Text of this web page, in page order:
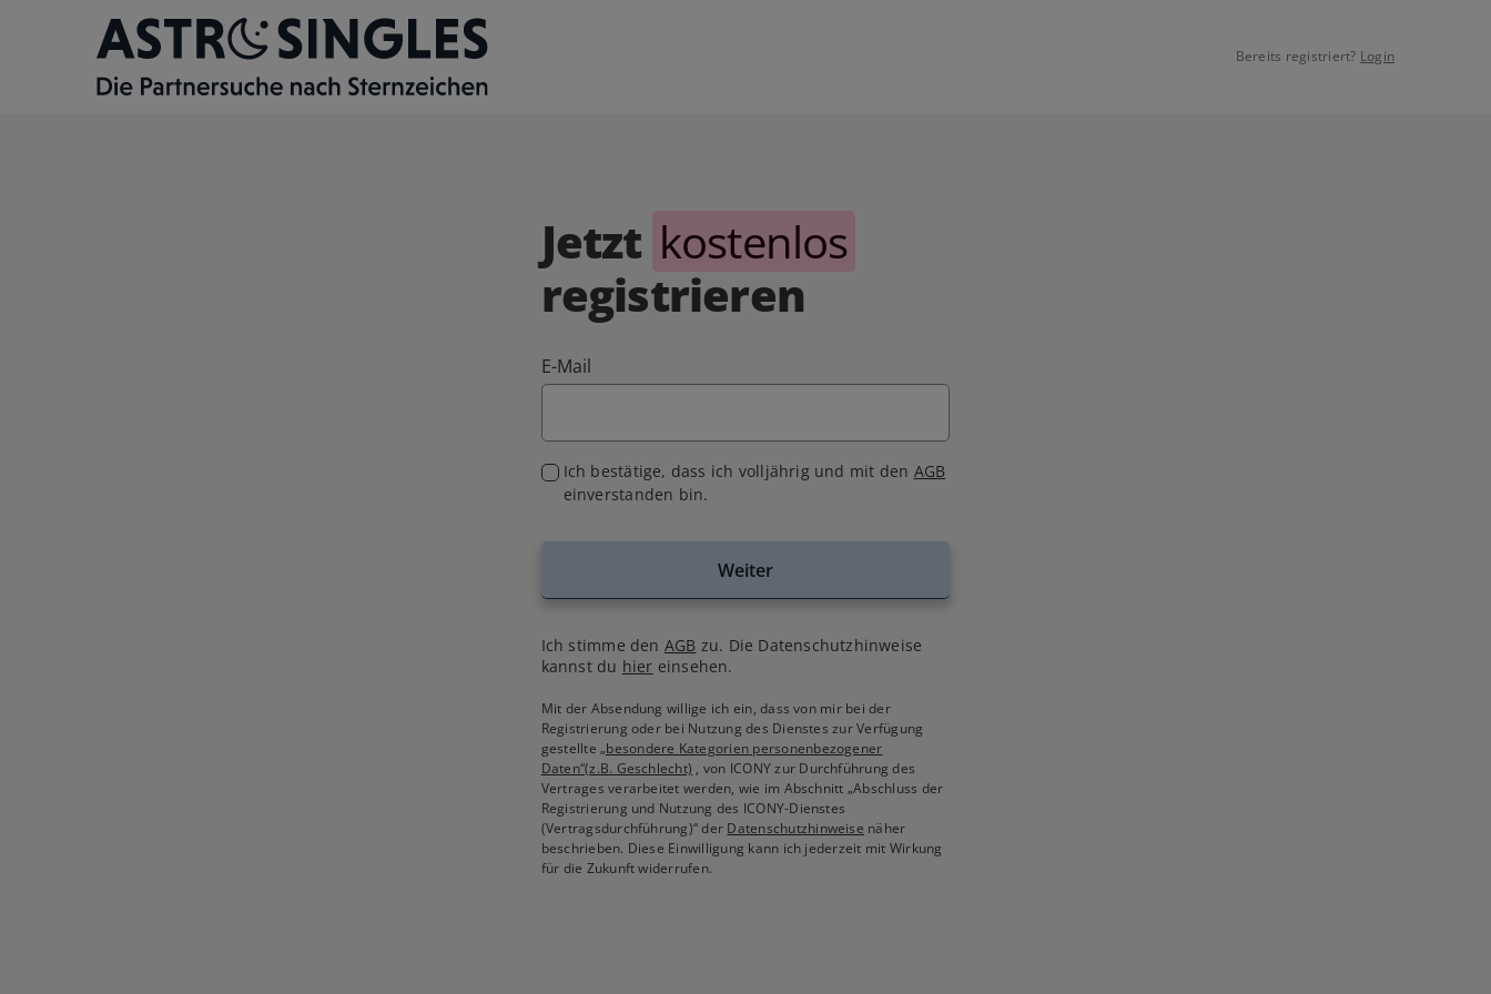
Bereits registriert? Login
Jetzt kostenlos
registrieren
E-Mail
Ich bestätige, dass ich volljährig und mit den AGB
einverstanden bin.
Weiter
Ich stimme den AGB zu. Die Datenschutzhinweise
kannst du hier einsehen.
Mit der Absendung willige ich ein, dass von mir bei der
Registrierung oder bei Nutzung des Dienstes zur Verfügung
gestellte„besondere Kategorien personenbezogener
Daten“(z.B. Geschlecht) , von ICONY zur Durchführung des
Vertrages verarbeitet werden, wie im Abschnitt „Abschluss der
Registrierung und Nutzung des ICONY-Dienstes
(Vertragsdurchführung)“ der Datenschutzhinweise näher
beschrieben. Diese Einwilligung kann ich jederzeit mit Wirkung
für die Zukunft widerrufen.